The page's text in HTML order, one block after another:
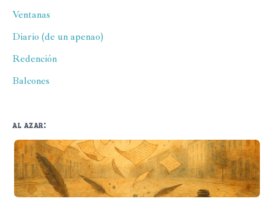
Ventanas
Diario (de un apenao)
Redención
Balcones
al azar:
La historia del bolígrafo Agustín